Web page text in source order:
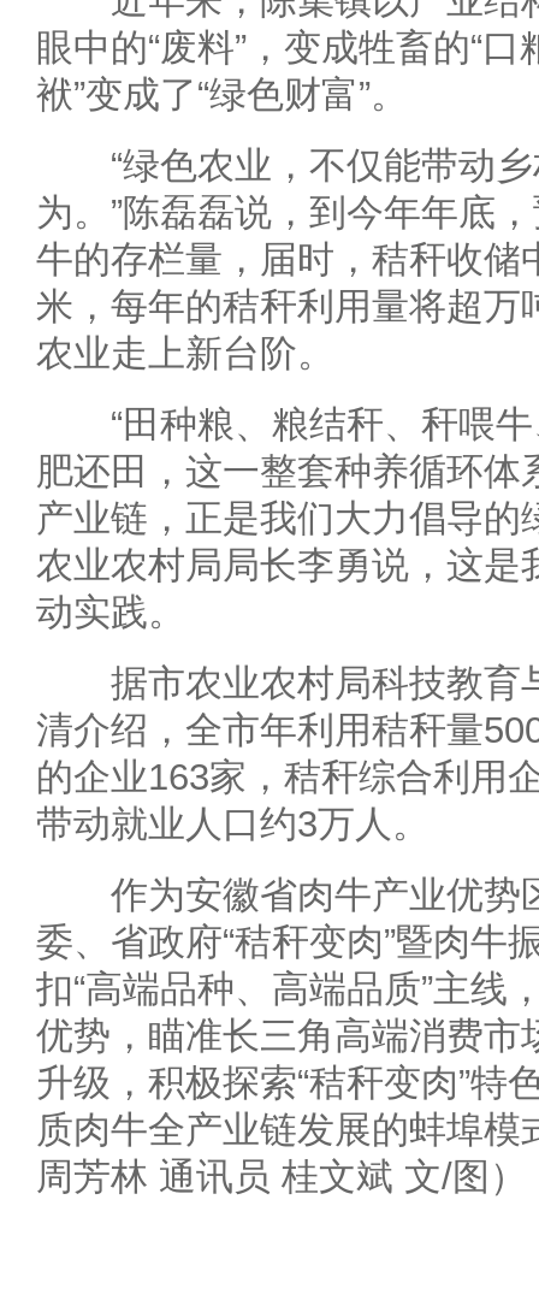
眼中的“废料”，变成牲畜的“口
袱”变成了“绿色财富”。
“绿色农业，不仅能带动乡
为。”陈磊磊说，到今年年底
牛的存栏量，届时，秸秆收储
米，每年的秸秆利用量将超万
农业走上新台阶。
“田种粮、粮结秆、秆喂牛
肥还田，这一整套种养循环
产业链，正是我们大力倡导的
农业农村局局长李勇说，这是
动实践。
据市农业农村局科技教育
清介绍，全市年利用秸秆量
的企业163家，秸秆综合利用
带动就业人口约3万人。
作为安徽省肉牛产业优势
委、省政府“秸秆变肉”暨肉牛
扣“高端品种、高端品质”主线
优势，瞄准长三角高端消费市
升级，积极探索“秸秆变肉”特
质肉牛全产业链发展的蚌埠模
周芳林 通讯员 桂文斌 文/图）